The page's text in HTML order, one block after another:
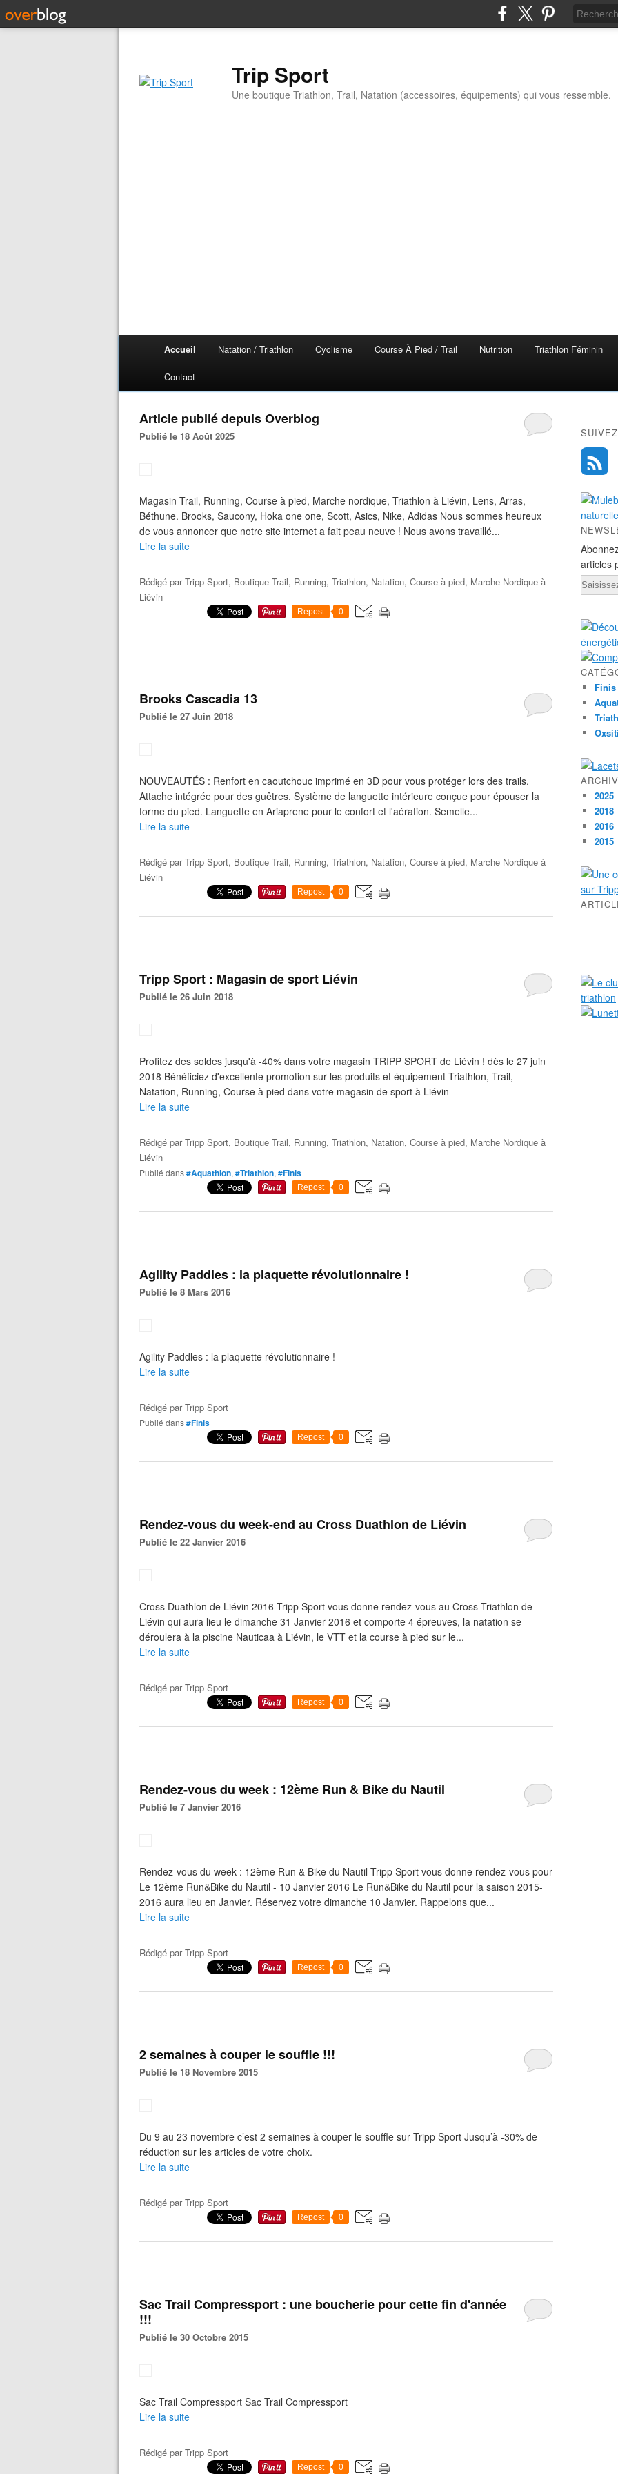
Trip Sport
Une boutique Triathlon, Trail, Natation (accessoires, équipements) qui vous ressemble.
Accueil Natation / Triathlon Cyclisme Course À Pied / Trail Nutrition Triathlon Féminin
Contact
Article publié depuis Overblog
Publié le 18 Août 2025
Magasin Trail, Running, Course à pied, Marche nordique, Triathlon à Liévin, Lens, Arras,
Béthune. Brooks, Saucony, Hoka one one, Scott, Asics, Nike, Adidas Nous sommes heureux
de vous annoncer que notre site internet a fait peau neuve ! Nous avons travaillé...
Lire la suite
Rédigé parTripp Sport, Boutique Trail, Running, Triathlon, Natation, Course à pied, Marche Nordique à
Liévin
Repost 0
Brooks Cascadia 13
Publié le 27 Juin 2018
NOUVEAUTÉS : Renfort en caoutchouc imprimé en 3D pour vous protéger lors des trails.
Attache intégrée pour des guêtres. Système de languette intérieure conçue pour épouser la
forme du pied. Languette en Ariaprene pour le confort et l'aération. Semelle...
Lire la suite
Rédigé parTripp Sport, Boutique Trail, Running, Triathlon, Natation, Course à pied, Marche Nordique à
Liévin
Repost 0
Tripp Sport : Magasin de sport Liévin
Publié le 26 Juin 2018
Profitez des soldes jusqu'à -40% dans votre magasin TRIPP SPORT de Liévin ! dès le 27 juin
2018 Bénéficiez d'excellente promotion sur les produits et équipement Triathlon, Trail,
Natation, Running, Course à pied dans votre magasin de sport à Liévin
Lire la suite
Rédigé parTripp Sport, Boutique Trail, Running, Triathlon, Natation, Course à pied, Marche Nordique à
Liévin
Publié dans#Aquathlon, #Triathlon, #Finis
Repost 0
Agility Paddles : la plaquette révolutionnaire !
Publié le 8 Mars 2016
Agility Paddles : la plaquette révolutionnaire !
Lire la suite
Rédigé parTripp Sport
Publié dans#Finis
Repost 0
Rendez-vous du week-end au Cross Duathlon de Liévin
Publié le 22 Janvier 2016
Cross Duathlon de Liévin 2016 Tripp Sport vous donne rendez-vous au Cross Triathlon de
Liévin qui aura lieu le dimanche 31 Janvier 2016 et comporte 4 épreuves, la natation se
déroulera à la piscine Nauticaa à Liévin, le VTT et la course à pied sur le...
Lire la suite
Rédigé parTripp Sport
Repost 0
Rendez-vous du week : 12ème Run & Bike du Nautil
Publié le 7 Janvier 2016
Rendez-vous du week : 12ème Run & Bike du Nautil Tripp Sport vous donne rendez-vous pour
Le 12ème Run&Bike du Nautil - 10 Janvier 2016 Le Run&Bike du Nautil pour la saison 2015-
2016 aura lieu en Janvier. Réservez votre dimanche 10 Janvier. Rappelons que...
Lire la suite
Rédigé parTripp Sport
Repost 0
2 semaines à couper le souffle !!!
Publié le 18 Novembre 2015
Du 9 au 23 novembre c’est 2 semaines à couper le souffle sur Tripp Sport Jusqu’à -30% de
réduction sur les articles de votre choix.
Lire la suite
Rédigé parTripp Sport
Repost 0
Sac Trail Compressport : une boucherie pour cette fin d'année
!!!
Publié le 30 Octobre 2015
Sac Trail Compressport Sac Trail Compressport
Lire la suite
Rédigé parTripp Sport
Repost 0
articles
Email
Finis
2025
2018
2016
2015